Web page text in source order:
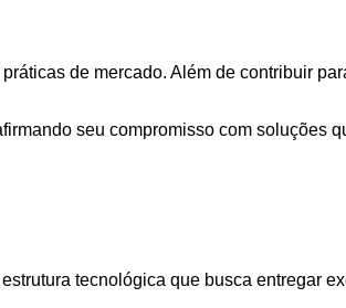
de mercado. Além de contribuir
seu compromisso com soluções
tecnológica que busca entregar